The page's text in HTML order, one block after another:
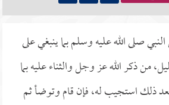
صلى الله عليه وسلم بما ينبغي على
من ذكر الله عز وجل والثناء عليه بما
ذلك استجيب له، فإن قام وتوضأ ثم